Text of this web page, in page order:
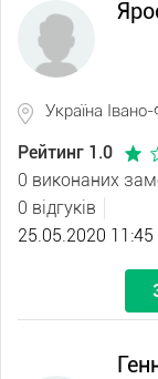
Україна
Рейтинг 1.0
0 виконаних
0 відгуків
25.05.2020 11:45